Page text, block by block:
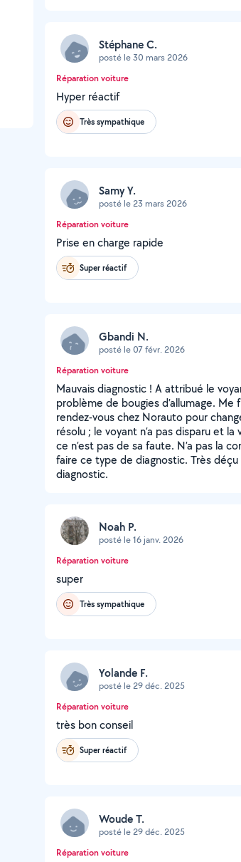
Stéphane C.
posté le 30 mars 2026
Réparation voiture
Hyper réactif
Très sympathique
Samy Y.
posté le 23 mars 2026
Réparation voiture
Prise en charge rapide
Super réactif
Gbandi N.
posté le 07 févr. 2026
Réparation voiture
Mauvais diagnostic ! A attribué le
problème de bougies d’allumage.
rendez-vous chez Norauto pour
résolu ; le voyant n’a pas disparu et
ce n’est pas de sa faute. N’a pas la
faire ce type de diagnostic. Très
diagnostic.
Noah P.
posté le 16 janv. 2026
Réparation voiture
super
Très sympathique
Yolande F.
posté le 29 déc. 2025
Réparation voiture
très bon conseil
Super réactif
Woude T.
posté le 29 déc. 2025
Réparation voiture